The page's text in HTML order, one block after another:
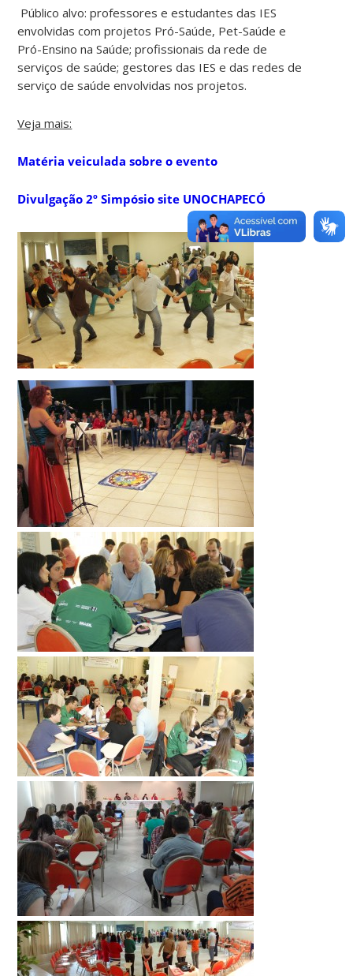
Público alvo: professores e estudantes das IES
envolvidas com projetos Pró-Saúde, Pet-Saúde e
Pró-Ensino na Saúde; profissionais da rede de
serviços de saúde; gestores das IES e das redes de
serviço de saúde envolvidas nos projetos.
Veja mais:
Matéria veiculada sobre o evento
Divulgação 2º Simpósio site UNOCHAPECÓ